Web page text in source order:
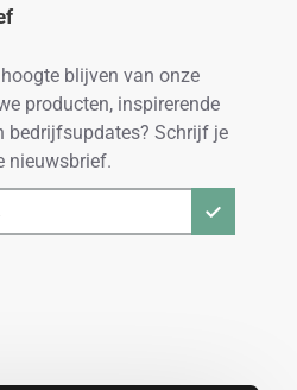
blijven van onze
producten, inspirerende
bedrijfsupdates? Schrijf je
nieuwsbrief.